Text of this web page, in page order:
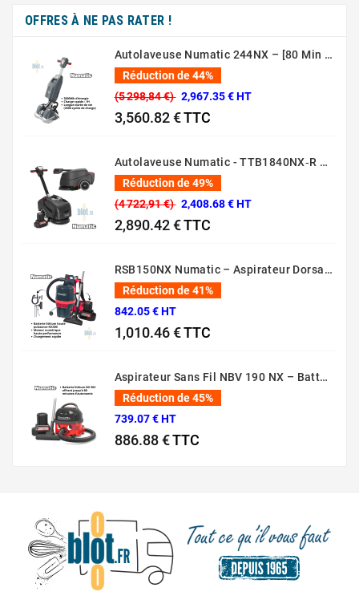
OFFRES À NE PAS RATER !
Autolaveuse Numatic 244NX – [80 Min – 44 Cm – 36V]
Réduction de 44%
(5 298,84 €) 2,967.35 € HT
3,560.82 €TTC
Autolaveuse Numatic - TTB1840NX‑R – (Batterie 36 V, 18 L)
Réduction de 49%
(4 722,91 €) 2,408.68 € HT
2,890.42 €TTC
RSB150NX Numatic – Aspirateur Dorsal Pro [80 Min – 5L – 36V]
Réduction de 41%
842.05 € HT
1,010.46 €TTC
Aspirateur Sans Fil NBV 190 NX – Batterie 36V Professionnel
Réduction de 45%
739.07 € HT
886.88 €TTC